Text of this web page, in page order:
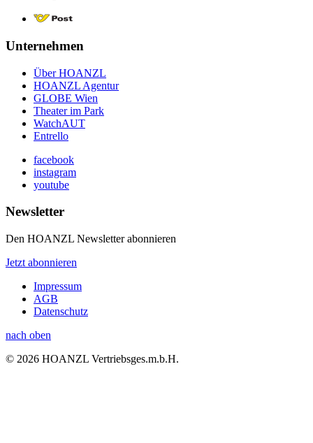
Unternehmen
Über HOANZL
HOANZL Agentur
GLOBE Wien
Theater im Park
WatchAUT
Entrello
facebook
instagram
youtube
Newsletter
Den HOANZL Newsletter abonnieren
Jetzt abonnieren
Impressum
AGB
Datenschutz
nach oben
© 2026 HOANZL Vertriebsges.m.b.H.